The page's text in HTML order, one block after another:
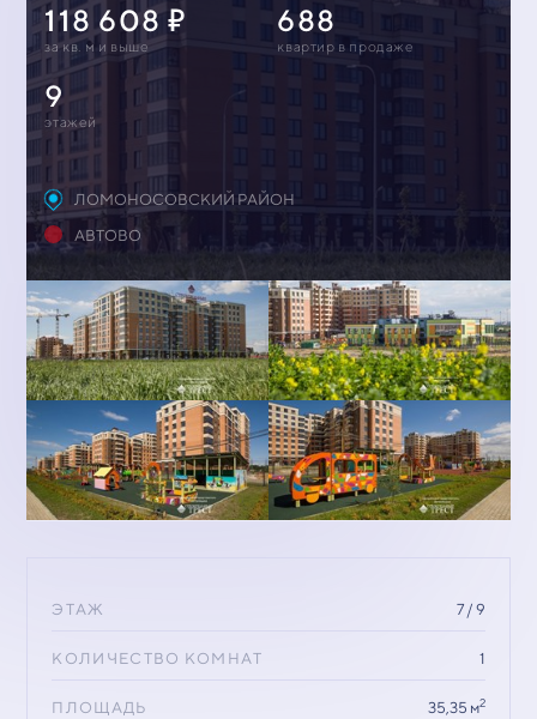
118 608
за кв. м и выше
688
квартир в продаже
9
этажей
ЛОМОНОСОВСКИЙ РАЙОН
АВТОВО
ЭТАЖ 7 / 9
КОЛИЧЕСТВО КОМНАТ 1
ПЛОЩАДЬ 35,35 м2